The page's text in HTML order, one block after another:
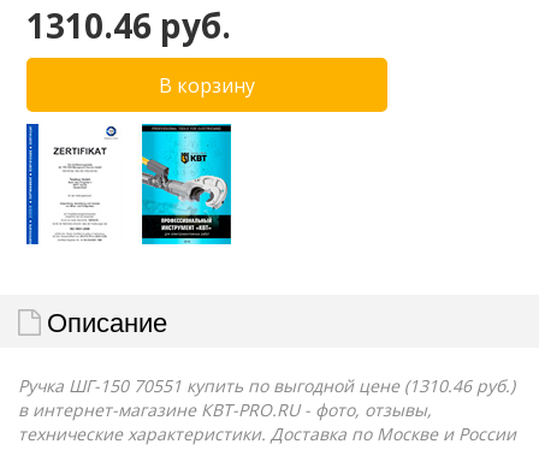
1310.46 руб.
Описание
Ручка ШГ-150 70551 купить по выгодной цене (1310.46 руб.)
в интернет-магазине КВТ-PRO.RU - фото, отзывы,
технические характеристики. Доставка по Москве и России